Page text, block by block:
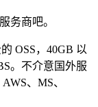
务商吧。
OSS，40GB 以
。不介意国外服
、MS、